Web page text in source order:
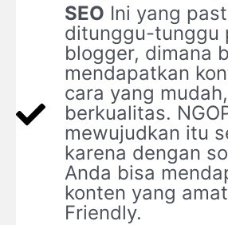
SEO Ini yang
ditunggu-tunggu
blogger, dimana
mendapatkan
cara yang
berkualitas.
mewujudkan itu
karena dengan
Anda bisa
konten yang amat
Friendly.